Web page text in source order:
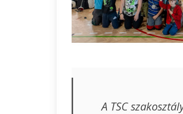
A TSC